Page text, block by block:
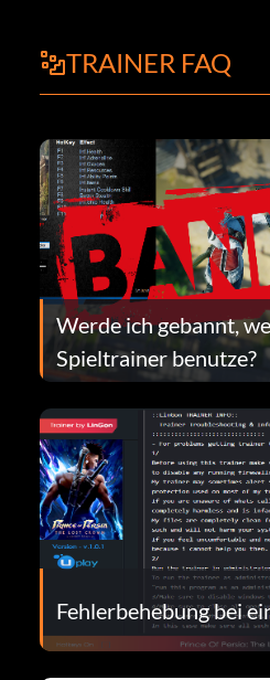
TRAINER FAQ
Werde ich gebannt,
Spieltrainer benutze?
Fehlerbehebung bei